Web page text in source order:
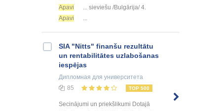
Apavi
... sieviešu /Bulgārija/ 4.
Apavi
...
SIA "Nitts" finanšu rezultātu
un rentabilitātes uzlabošanas
iespējas
Дипломная для университета
85
TOP 500
Secinājumi un priekšlikumi Dotajā